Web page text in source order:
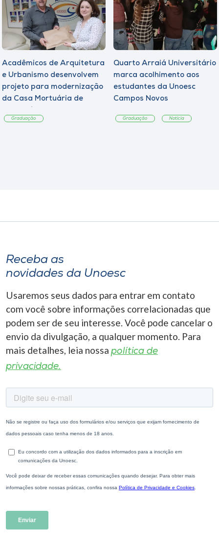
Acadêmicos de Arquitetura
e Urbanismo desenvolvem
projeto para modernização
da Casa Mortuária de
Graduação
Quarto Arraiá Universitário
marca acolhimento aos
estudantes da Unoesc
Campos Novos
Graduação Notícia
Receba as
novidades da Unoesc
Usaremos seus dados para entrar em contato
com você sobre informações correlacionadas que
podem ser de seu interesse. Você pode cancelar o
envio da divulgação, a qualquer momento. Para
mais detalhes, leia nossa política de
privacidade.